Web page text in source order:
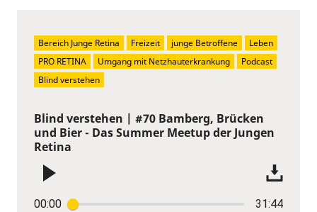
Blind verstehen | #70 Bamberg, Brücken
und Bier - Das Summer Meetup der Jungen
Retina
00:00 31:44
Bereich Junge Retina Freizeit junge Betroffene
Leben
PRO RETINA
Umgang mit Netzhauterkrankung
Podcast
Blind verstehen